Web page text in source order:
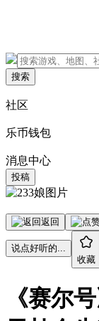
搜索
社区
乐币钱包
消息中心
投稿
返回
说点好听的...
收藏
《赛尔